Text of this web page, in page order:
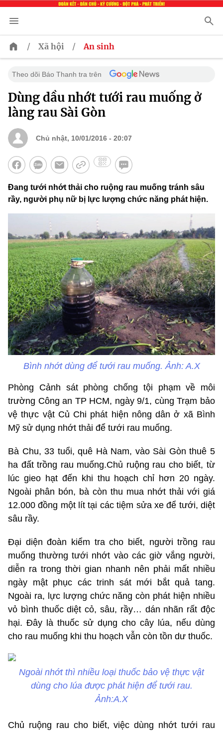
/ Xã hội / An sinh
Theo dõi Báo Thanh tra trên
Dùng dầu nhớt tưới rau muống ở
làng rau Sài Gòn
Chủ nhật, 10/01/2016 - 20:07
Đang tưới nhớt thải cho ruộng rau muống tránh sâu
rầy, người phụ nữ bị lực lượng chức năng phát hiện.
Bình nhớt dùng để tưới rau muống. Ảnh: A.X
Phòng Cảnh sát phòng chống tội phạm về môi
trường Công an TP HCM, ngày 9/1, cùng Trạm bảo
vệ thực vật Củ Chi phát hiện nông dân ở xã Bình
Mỹ sử dụng nhớt thải để tưới rau muống.
Bà Chu, 33 tuổi, quê Hà Nam, vào Sài Gòn thuê 5
ha đất trồng rau muống.Chủ ruộng rau cho biết, từ
lúc gieo hạt đến khi thu hoạch chỉ hơn 20 ngày.
Ngoài phân bón, bà còn thu mua nhớt thải với giá
12.000 đồng một lít tại các tiệm sửa xe để tưới, diệt
sâu rầy.
Đại diện đoàn kiểm tra cho biết, người trồng rau
muống thường tưới nhớt vào các giờ vắng người,
diễn ra trong thời gian nhanh nên phải mất nhiều
ngày mật phục các trinh sát mới bắt quả tang.
Ngoài ra, lực lượng chức năng còn phát hiện nhiều
vỏ bình thuốc diệt cỏ, sâu, rầy… dán nhãn rất độc
hại. Đây là thuốc sử dụng cho cây lúa, nếu dùng
cho rau muống khi thu hoạch vẫn còn tồn dư thuốc.
Ngoài nhớt thì nhiều loại thuốc bảo vệ thực vật
dùng cho lúa được phát hiện để tưới rau.
Ảnh:A.X
Chủ ruộng rau cho biết, việc dùng nhớt tưới rau